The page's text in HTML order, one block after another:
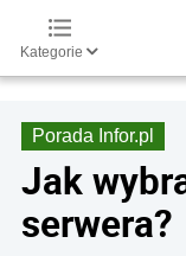
Kategorie
Porada Infor.pl
Jak
serwera?